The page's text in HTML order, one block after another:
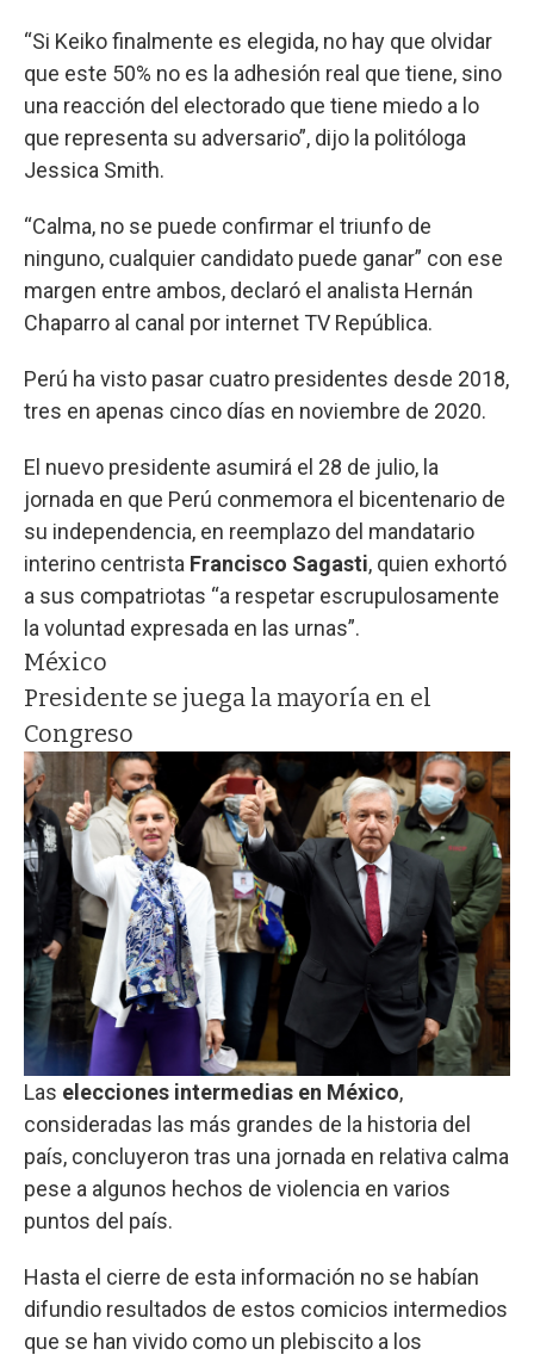
“Si Keiko finalmente es elegida, no hay que olvidar
que este 50% no es la adhesión real que tiene, sino
una reacción del electorado que tiene miedo a lo
que representa su adversario”, dijo la politóloga
Jessica Smith.
“Calma, no se puede confirmar el triunfo de
ninguno, cualquier candidato puede ganar” con ese
margen entre ambos, declaró el analista Hernán
Chaparro al canal por internet TV República.
Perú ha visto pasar cuatro presidentes desde 2018,
tres en apenas cinco días en noviembre de 2020.
El nuevo presidente asumirá el 28 de julio, la
jornada en que Perú conmemora el bicentenario de
su independencia, en reemplazo del mandatario
interino centrista Francisco Sagasti, quien exhortó
a sus compatriotas “a respetar escrupulosamente
la voluntad expresada en las urnas”.
México
Presidente se juega la mayoría en el
Congreso
Las elecciones intermedias en México,
consideradas las más grandes de la historia del
país, concluyeron tras una jornada en relativa calma
pese a algunos hechos de violencia en varios
puntos del país.
Hasta el cierre de esta información no se habían
difundio resultados de estos comicios intermedios
que se han vivido como un plebiscito a los